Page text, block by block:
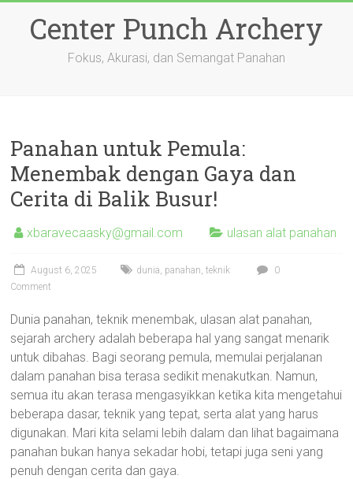
contentCenter Punch Archery
Fokus, Akurasi, dan Semangat Panahan
Panahan untuk Pemula:
Menembak dengan Gaya dan
Cerita di Balik Busur!
xbaravecaasky@gmail.com ulasan alat panahan
August 6, 2025 dunia, panahan,teknik
0
Comment
Dunia panahan, teknik menembak, ulasan alat panahan,
sejarah archery adalah beberapa hal yang sangat menarik
untuk dibahas. Bagi seorang pemula, memulai perjalanan
dalam panahan bisa terasa sedikit menakutkan. Namun,
semua itu akan terasa mengasyikkan ketika kita mengetahui
beberapa dasar, teknik yang tepat, serta alat yang harus
digunakan. Mari kita selami lebih dalam dan lihat bagaimana
panahan bukan hanya sekadar hobi, tetapi juga seni yang
penuh dengan cerita dan gaya.